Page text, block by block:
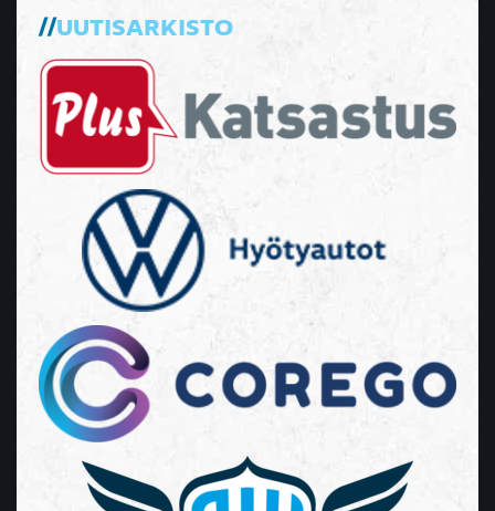
UUTISARKISTO